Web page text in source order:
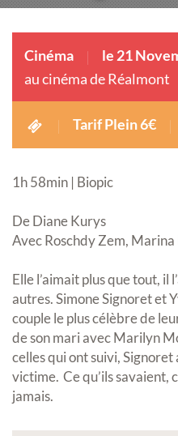
Cinéma le 21
au cinéma de Réalmont
Tarif Plein 6€
1h 58min | Biopic
De Diane Kurys
Avec Roschdy Zem,
Elle l’aimait plus que tout, il
autres. Simone Signoret et
couple le plus célèbre de
de son mari avec Marilyn
celles qui ont suivi,
victime. Ce qu’ils savaient,
jamais.